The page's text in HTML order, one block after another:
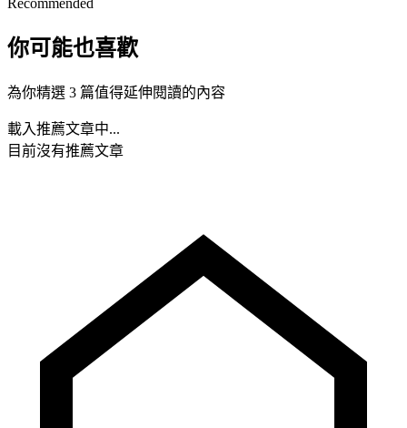
你可能也喜歡
為你精選 3 篇值得延伸閱讀的內容
載入推薦文章中...
目前沒有推薦文章